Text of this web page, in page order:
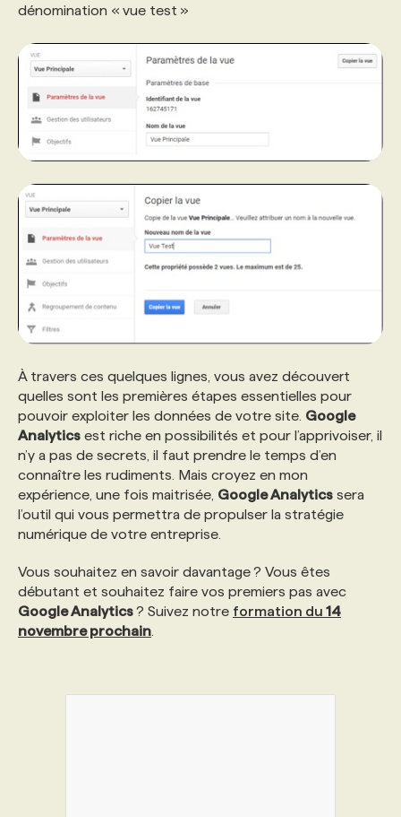
dénomination « vue test »
À travers ces quelques lignes, vous avez découvert
quelles sont les premières étapes essentielles pour
pouvoir exploiter les données de votre site. Google
Analytics est riche en possibilités et pour l’apprivoiser, il
n’y a pas de secrets, il faut prendre le temps d’en
connaître les rudiments. Mais croyez en mon
expérience, une fois maitrisée, Google Analytics sera
l’outil qui vous permettra de propulser la stratégie
numérique de votre entreprise.
Vous souhaitez en savoir davantage ? Vous êtes
débutant et souhaitez faire vos premiers pas avec
Google Analytics? Suivez notre formation du 14
novembre prochain